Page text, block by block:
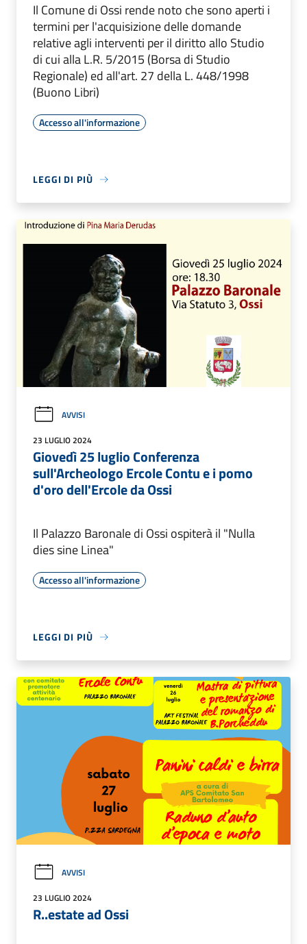
Il Comune di Ossi rende noto che sono aperti i
termini per l'acquisizione delle domande
relative agli interventi per il diritto allo Studio
di cui alla L.R. 5/2015 (Borsa di Studio
Regionale) ed all'art. 27 della L. 448/1998
(Buono Libri)
Accesso all'informazione
LEGGI DI PIÙ
AVVISI
23 LUGLIO 2024
Giovedì 25 luglio Conferenza
sull'Archeologo Ercole Contu e i pomo
d'oro dell'Ercole da Ossi
Il Palazzo Baronale di Ossi ospiterà il "Nulla
dies sine Linea"
Accesso all'informazione
LEGGI DI PIÙ
AVVISI
23 LUGLIO 2024
R..estate ad Ossi